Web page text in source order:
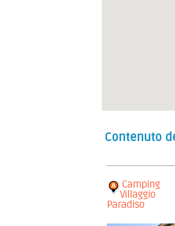
Contenuto
Camping
Villaggio
Paradiso